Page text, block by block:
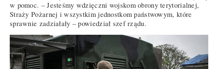
w pomoc. – Jesteśmy wdzięczni wojskom obrony terytorialnej,
Straży Pożarnej i wszystkim jednostkom państwowym, które
sprawnie zadziałały – powiedział szef rządu.